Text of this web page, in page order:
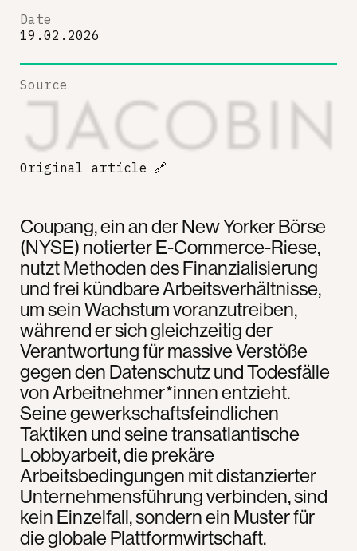
Coupang, ein an der New Yorker Börse
(NYSE) notierter E-Commerce-Riese,
nutzt Methoden des Finanzialisierung
und frei kündbare Arbeitsverhältnisse,
um sein Wachstum voranzutreiben,
während er sich gleichzeitig der
Verantwortung für massive Verstöße
gegen den Datenschutz und Todesfälle
von Arbeitnehmer*innen entzieht.
Seine gewerkschaftsfeindlichen
Taktiken und seine transatlantische
Lobbyarbeit, die prekäre
Arbeitsbedingungen mit distanzierter
Unternehmensführung verbinden, sind
kein Einzelfall, sondern ein Muster für
die globale Plattformwirtschaft.
Date
19.02.2026
Source
Original article 🔗